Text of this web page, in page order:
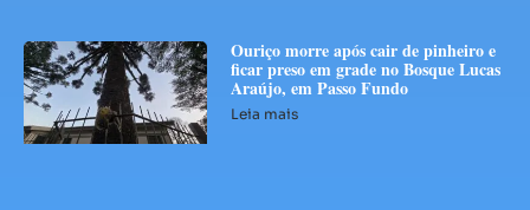
Ouriço morre após cair de pinheiro e
ficar preso em grade no Bosque Lucas
Araújo, em Passo Fundo
Leia mais